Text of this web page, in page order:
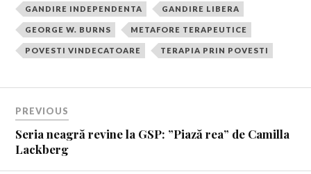
GANDIRE INDEPENDENTA GANDIRE LIBERA
GEORGE W. BURNS METAFORE TERAPEUTICE
POVESTI VINDECATOARE TERAPIA PRIN POVESTI
PREVIOUS
Seria neagră revine la GSP: ”Piază rea” de Camilla
Lackberg